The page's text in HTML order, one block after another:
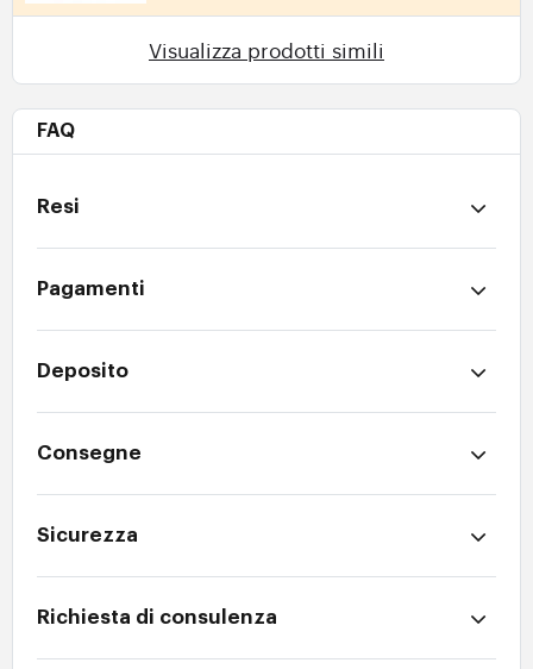
Visualizza prodotti simili
FAQ
Resi
Pagamenti
Deposito
Consegne
Sicurezza
Richiesta di consulenza